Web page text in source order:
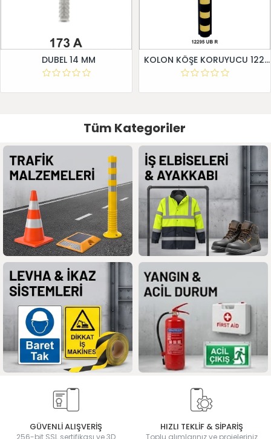
DUBEL 14 MM KOLON KÖŞE KORUYUCU 12295 UB R
Tüm Kategoriler
GÜVENLİ ALIŞVERİŞ
256-bit SSL sertifikası ve 3D
HIZLI TEKLİF & SİPARİŞ
Toplu alımlarınız ve projeleriniz